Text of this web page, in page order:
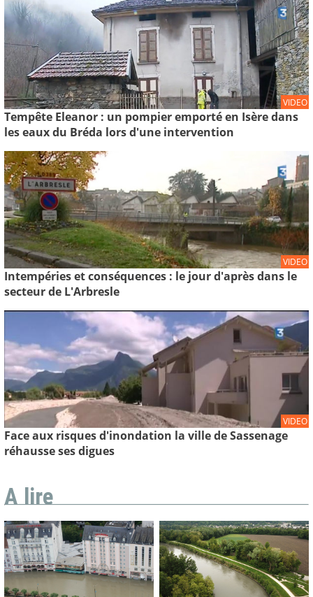
VIDEO
Tempête Eleanor : un pompier emporté en Isère dans
les eaux du Bréda lors d'une intervention
VIDEO
Intempéries et conséquences : le jour d'après dans le
secteur de L'Arbresle
VIDEO
Face aux risques d'inondation la ville de Sassenage
réhausse ses digues
A lire